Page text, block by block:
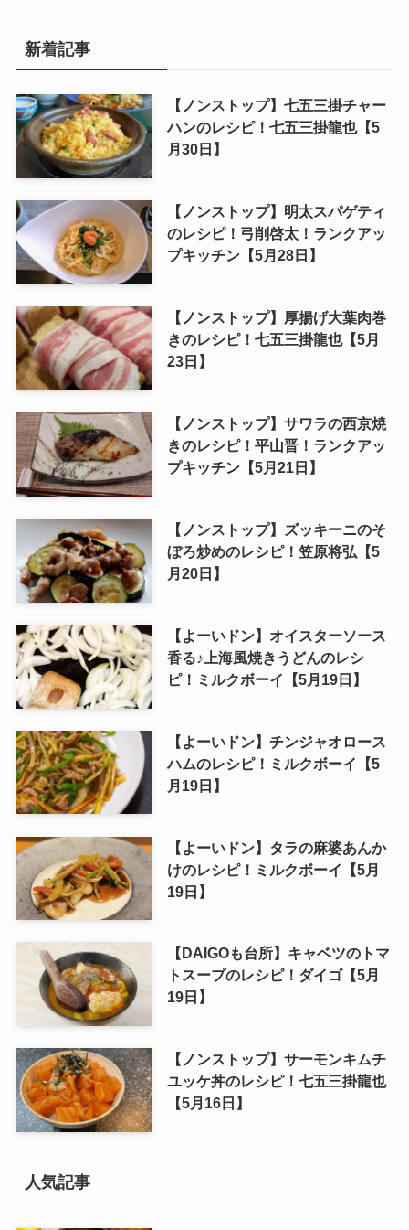
新着記事
【ノンストップ】七五三掛チャー
ハンのレシピ！七五三掛龍也【5
月30日】
【ノンストップ】明太スパゲティ
のレシピ！弓削啓太！ランクアッ
プキッチン【5月28日】
【ノンストップ】厚揚げ大葉肉巻
きのレシピ！七五三掛龍也【5月
23日】
【ノンストップ】サワラの西京焼
きのレシピ！平山晋！ランクアッ
プキッチン【5月21日】
【ノンストップ】ズッキーニのそ
ぼろ炒めのレシピ！笠原将弘【5
月20日】
【よーいドン】オイスターソース
香る♪上海風焼きうどんのレシ
ピ！ミルクボーイ【5月19日】
【よーいドン】チンジャオロース
ハムのレシピ！ミルクボーイ【5
月19日】
【よーいドン】タラの麻婆あんか
けのレシピ！ミルクボーイ【5月
19日】
【DAIGOも台所】キャベツのトマ
トスープのレシピ！ダイゴ【5月
19日】
【ノンストップ】サーモンキムチ
ユッケ丼のレシピ！七五三掛龍也
【5月16日】
人気記事